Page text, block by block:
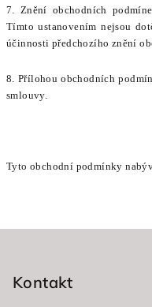
7. Znění obchodních
Tímto ustanovením nejsou
účinnosti předchozího znění
8. Přílohou obchodních
smlouvy.
Tyto obchodní podmínky
Kontakt